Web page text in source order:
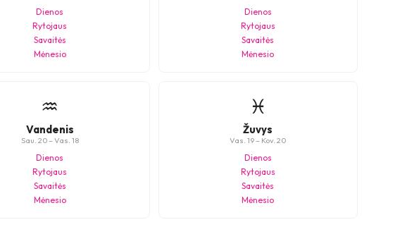
Dienos
Rytojaus
Savaitės
Mėnesio
Dienos
Rytojaus
Savaitės
Mėnesio
♒
Vandenis
Sau. 20 – Vas. 18
Dienos
Rytojaus
Savaitės
Mėnesio
♓
Žuvys
Vas. 19 – Kov. 20
Dienos
Rytojaus
Savaitės
Mėnesio